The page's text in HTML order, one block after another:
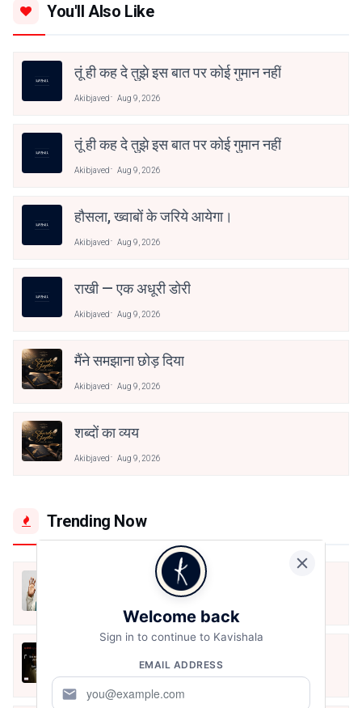
You'll Also Like
तूं ही कह दे तुझे इस बात पर कोई गुमान नहीं
Akibjaved Aug 9, 2026
तूं ही कह दे तुझे इस बात पर कोई गुमान नहीं
Akibjaved Aug 9, 2026
हौसला, ख्वाबों के जरिये आयेगा।
Akibjaved Aug 9, 2026
राखी — एक अधूरी डोरी
Akibjaved Aug 9, 2026
मैंने समझाना छोड़ दिया
Akibjaved Aug 9, 2026
शब्दों का व्यय
Akibjaved Aug 9, 2026
Trending Now
मैं शून्य पे सवार हूँ
Stay Safe | TVF's Aspirants
May 8, 2021
Welcome back
Sign in to continue to Kavishala
EMAIL ADDRESS
mail